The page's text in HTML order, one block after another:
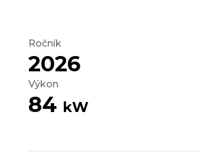
Ročník
2026
Výkon
84 kW